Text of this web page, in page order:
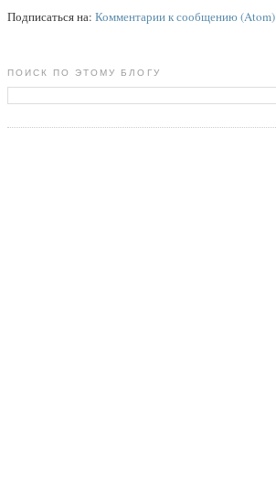
Подписаться на: Комментарии к сообщению (Atom)
ПОИСК ПО ЭТОМУ БЛОГУ